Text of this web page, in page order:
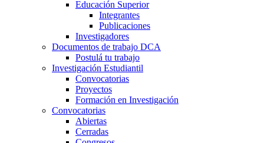
Educación Superior
Integrantes
Publicaciones
Investigadores
Documentos de trabajo DCA
Postulá tu trabajo
Investigación Estudiantil
Convocatorias
Proyectos
Formación en Investigación
Convocatorias
Abiertas
Cerradas